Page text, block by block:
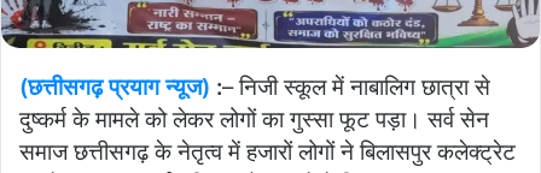
(छत्तीसगढ़ प्रयाग न्यूज) :– निजी स्कूल में नाबालिग छात्रा से
दुष्कर्म के मामले को लेकर लोगों का गुस्सा फूट पड़ा। सर्व सेन
समाज छत्तीसगढ़ के नेतृत्व में हजारों लोगों ने बिलासपुर कलेक्ट्रेट